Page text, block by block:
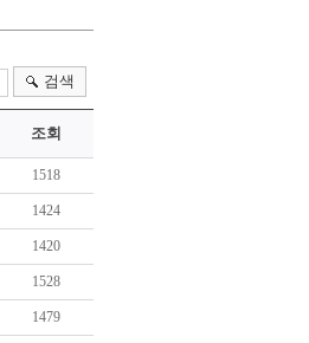
검색
조회
1518
1424
1420
1528
1479